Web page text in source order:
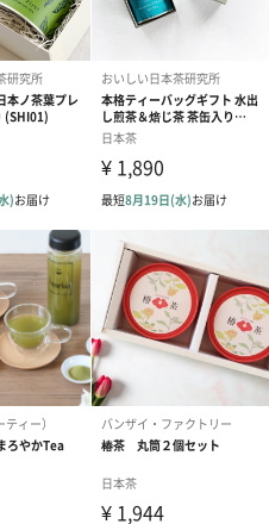
たします。
巾着 【誕生
モーキーピン
550円）
コットン巾着
とう】 M（
す。新生活を彩るギフトオプ